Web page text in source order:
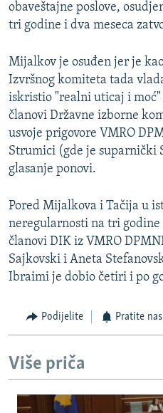
obaveštajne poslove,
tri godine i dva meseca
Mijalkov je osuđen jer je
Izvršnog komiteta tada
iskristio "realni uticaj i moć"
članovi Državne izborne
usvoje prigovore VMRO
Strumici (gde je suparnički
glasanje ponovi.
Pored Mijalkova i Tačija u
neregularnosti na tri
članovi DIK iz VMRO
Sajkovski i Aneta
Ibraimi je dobio četiri i po
Podijelite Pratite nas
Više priča